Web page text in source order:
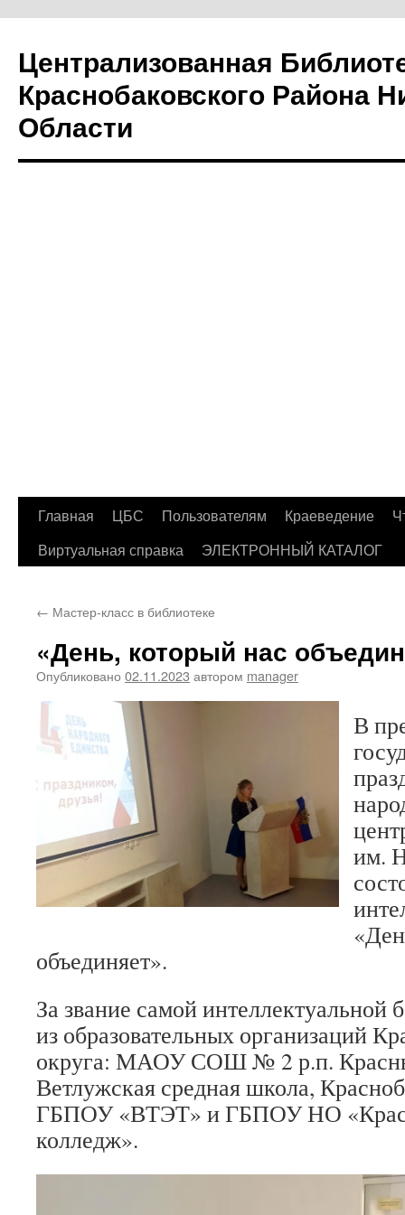
Централизованная
Краснобаковского Района
Области
Перейти
Главная ЦБС Пользователям Краеведение
Виртуальная справка
ЭЛЕКТРОННЫЙ КАТАЛОГ
← Мастер-класс в библиотеке
«День, который нас
Опубликовано 02.11.2023 автором manager
В
им.
объединяет».
За звание самой интеллектуальной
из образовательных организаций
округа: МАОУ СОШ № 2 р.п.
Ветлужская средная школа,
ГБПОУ «ВТЭТ» и ГБПОУ НО
колледж».